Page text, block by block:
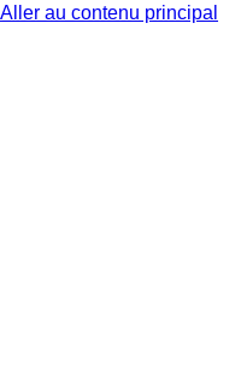
Aller au contenu principal